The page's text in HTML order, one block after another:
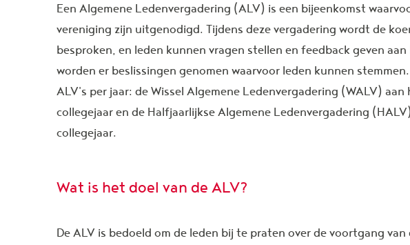
Een Algemene Ledenvergadering (ALV) is een bijeenkomst
vereniging zijn uitgenodigd. Tijdens deze vergadering wordt de
besproken, en leden kunnen vragen stellen en feedback geven
worden er beslissingen genomen waarvoor leden kunnen
ALV's per jaar: de Wissel Algemene Ledenvergadering (WALV)
collegejaar en de Halfjaarlijkse Algemene Ledenvergadering
collegejaar.
Wat is het doel van de ALV?
De ALV is bedoeld om de leden bij te praten over de voortgang